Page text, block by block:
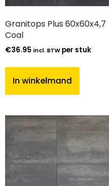
Granitops Plus 60x60x4,7
Coal
€36.95 incl. BTW per stuk
In winkelmand